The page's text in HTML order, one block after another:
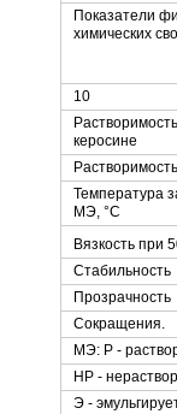
Показатели
химических
10
керосине
Температура
МЭ, °С
Вязкость при
Стабильность
Прозрачность
Сокращения.
МЭ: Р -
HP -
Э -